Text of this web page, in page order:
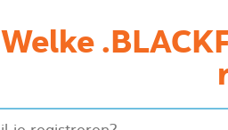
Welke